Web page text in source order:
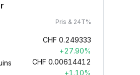
Pris & 24T%
CHF 0.249333
+27.90%
CHF 0.00614412
+1.10%